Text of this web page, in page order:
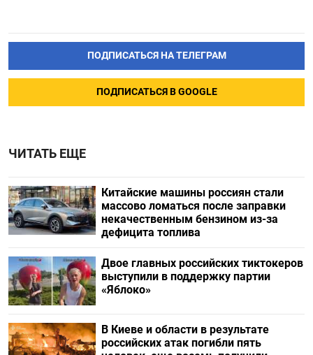
ПОДПИСАТЬСЯ НА ТЕЛЕГРАМ
ПОДПИСАТЬСЯ В GOOGLE
ЧИТАТЬ ЕЩЕ
Китайские машины россиян стали
массово ломаться после заправки
некачественным бензином из-за
дефицита топлива
Двое главных российских тиктокеров
выступили в поддержку партии
«Яблоко»
В Киеве и области в результате
российских атак погибли пять